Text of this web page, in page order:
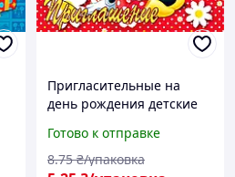
Пригласительные на
день рождения детские
Готово к отправке
8.75 ₴/упаковка